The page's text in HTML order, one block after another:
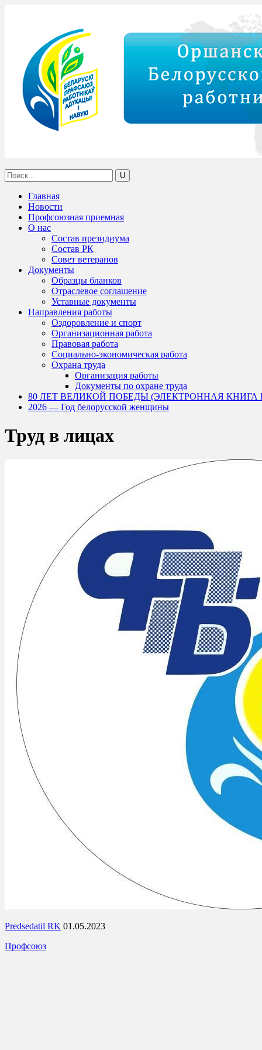
Главная
Новости
Профсоюзная приемная
О нас
Состав президиума
Состав РК
Совет ветеранов
Документы
Образцы бланков
Отраслевое соглашение
Уставные документы
Направления работы
Оздоровление и спорт
Организационная работа
Правовая работа
Социально-экономическая работа
Охрана труда
Организация работы
Документы по охране труда
80 ЛЕТ ВЕЛИКОЙ ПОБЕДЫ (ЭЛЕКТРОННАЯ
2026 — Год белорусской женщины
Труд в лицах
Predsedatil RK 01.05.2023
Профсоюз